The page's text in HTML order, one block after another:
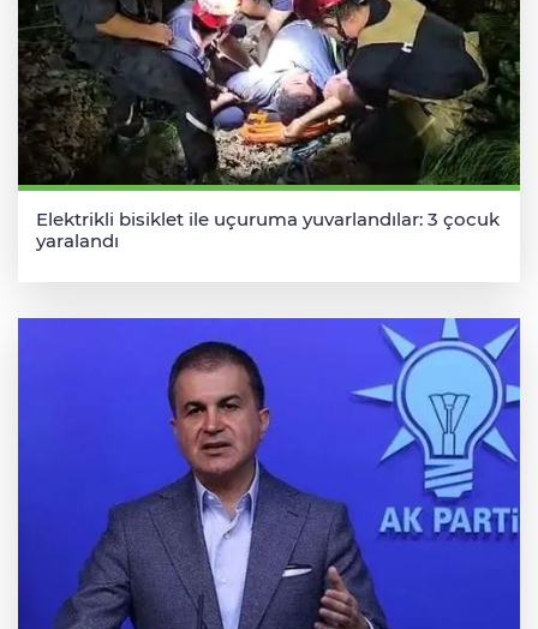
Elektrikli bisiklet ile uçuruma yuvarlandılar: 3 çocuk
yaralandı